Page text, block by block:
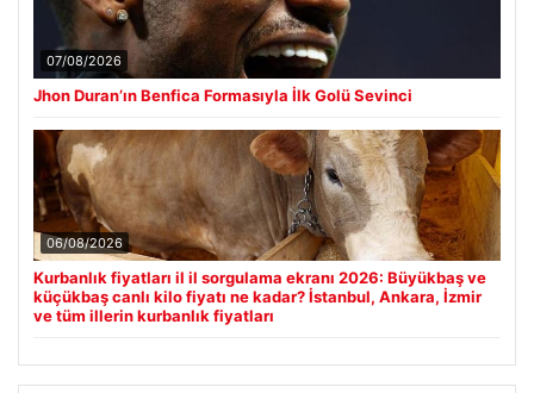
07/08/2026
Jhon Duran’ın Benfica Formasıyla İlk Golü Sevinci
06/08/2026
Kurbanlık fiyatları il il sorgulama ekranı 2026: Büyükbaş ve
küçükbaş canlı kilo fiyatı ne kadar? İstanbul, Ankara, İzmir
ve tüm illerin kurbanlık fiyatları